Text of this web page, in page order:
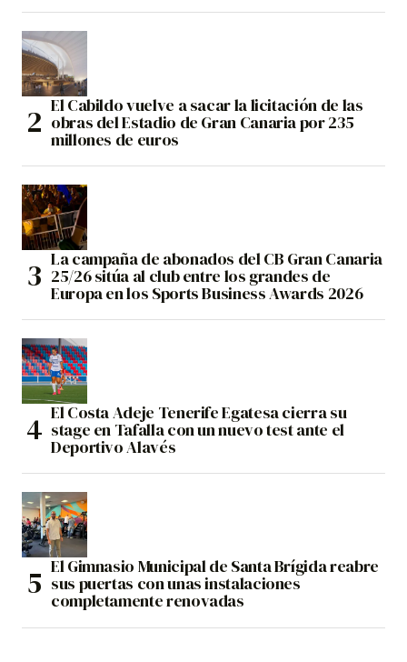
El Cabildo vuelve a sacar la licitación de las
obras del Estadio de Gran Canaria por 235
millones de euros
La campaña de abonados del CB Gran Canaria
25/26 sitúa al club entre los grandes de
Europa en los Sports Business Awards 2026
El Costa Adeje Tenerife Egatesa cierra su
stage en Tafalla con un nuevo test ante el
Deportivo Alavés
El Gimnasio Municipal de Santa Brígida reabre
sus puertas con unas instalaciones
completamente renovadas